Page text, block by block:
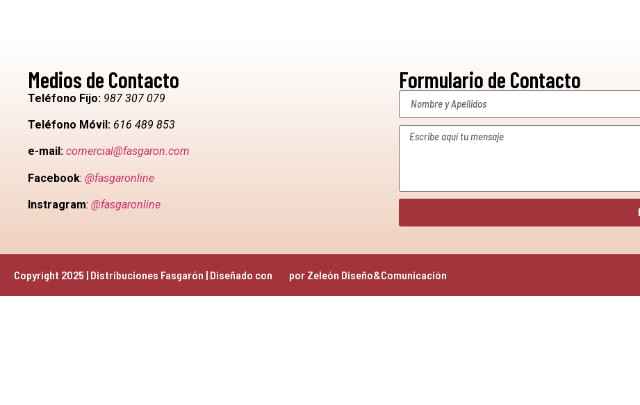
Medios de Contacto
Teléfono Fijo: 987 307 079
Teléfono Móvil: 616 489 853
e-mail: comercial@fasgaron.com
Facebook: @fasgaronline
Instragram: @fasgaronline
Formulario de Contacto
Copyright 2025 | Distribuciones Fasgarón | Diseñado con por Zeleón Diseño&Comunicación